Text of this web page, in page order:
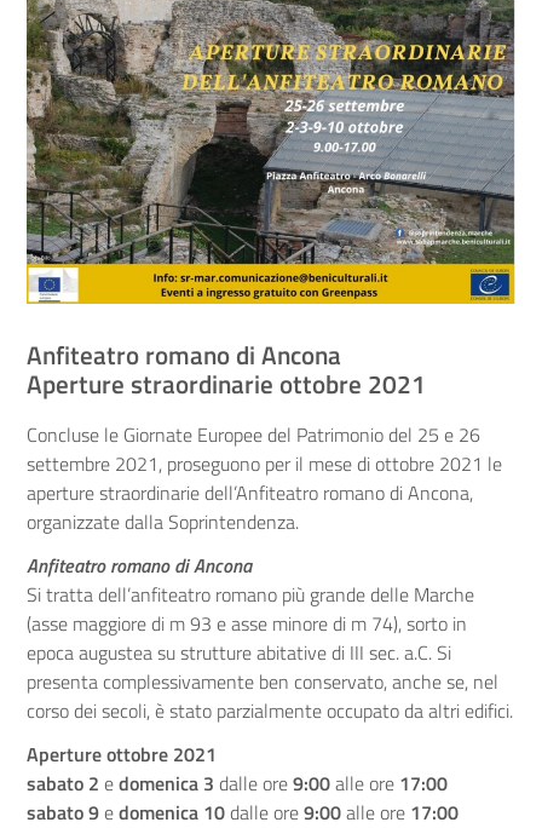
Anfiteatro romano di Ancona
Aperture straordinarie ottobre 2021
Concluse le Giornate Europee del Patrimonio del 25 e 26
settembre 2021, proseguono per il mese di ottobre 2021 le
aperture straordinarie dell’Anfiteatro romano di Ancona,
organizzate dalla Soprintendenza.
Anfiteatro romano di Ancona
Si tratta dell’anfiteatro romano più grande delle Marche
(asse maggiore di m 93 e asse minore di m 74), sorto in
epoca augustea su strutture abitative di III sec. a.C. Si
presenta complessivamente ben conservato, anche se, nel
corso dei secoli, è stato parzialmente occupato da altri edifici.
Aperture ottobre 2021
sabato 2 edomenica 3 dalle ore9:00alle ore 17:00
sabato 9edomenica 10dalle ore9:00alle ore 17:00